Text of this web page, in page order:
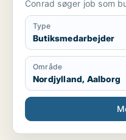
• Jeg er venlig, positiv
Conrad søger job som
Type
Butiksmedarbejder
Område
Nordjylland, Aalborg